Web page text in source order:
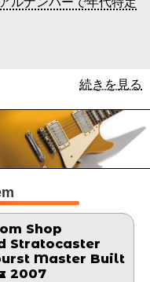
続きを見る
Shop
Stratocaster
Master Built
2007